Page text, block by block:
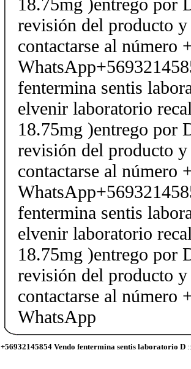
revisión del producto
contactarse al número
fentermina sentis
elvenir laboratorio
18.75mg )entrego por
revisión del producto
contactarse al número
fentermina sentis
elvenir laboratorio
18.75mg )entrego por
revisión del producto
contactarse al número
WhatsApp
+56932145854 Vendo fentermina sentis laboratorio D::